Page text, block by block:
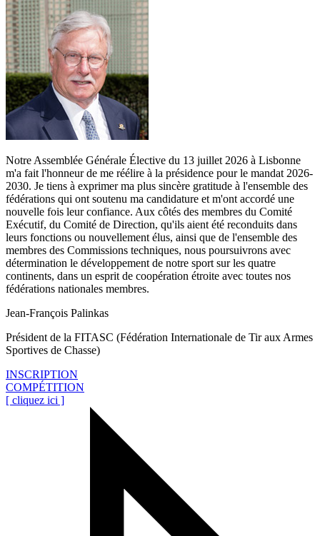
Notre Assemblée Générale Élective du 13 juillet 2026 à Lisbonne
m'a fait l'honneur de me réélire à la présidence pour le mandat 2026-
2030. Je tiens à exprimer ma plus sincère gratitude à l'ensemble des
fédérations qui ont soutenu ma candidature et m'ont accordé une
nouvelle fois leur confiance. Aux côtés des membres du Comité
Exécutif, du Comité de Direction, qu'ils aient été reconduits dans
leurs fonctions ou nouvellement élus, ainsi que de l'ensemble des
membres des Commissions techniques, nous poursuivrons avec
détermination le développement de notre sport sur les quatre
continents, dans un esprit de coopération étroite avec toutes nos
fédérations nationales membres.
Jean-François Palinkas
Président de la FITASC (Fédération Internationale de Tir aux Armes
Sportives de Chasse)
INSCRIPTION
COMPÉTITION
[ cliquez ici ]